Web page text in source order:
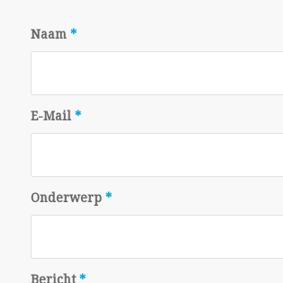
Naam *
E-Mail *
Onderwerp *
Bericht*